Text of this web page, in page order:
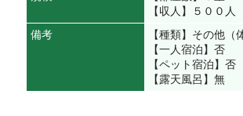
【収人】５００人
備考
【種類】その他（
【一人宿泊】否
【ペット宿泊】否
【露天風呂】無